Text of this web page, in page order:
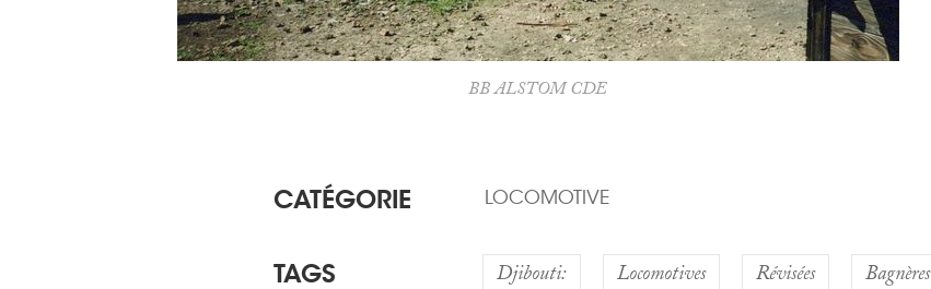
BB ALSTOM CDE
CATÉGORIE LOCOMOTIVE
TAGS Djibouti: Locomotives Révisées Bagnères